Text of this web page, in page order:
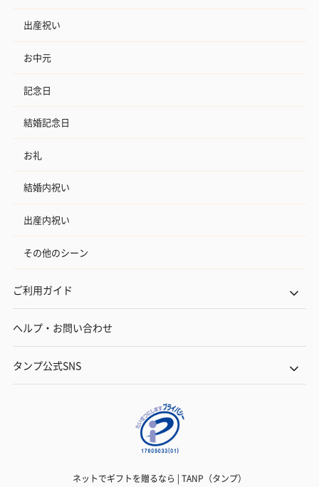
出産祝い
お中元
記念日
結婚記念日
お礼
結婚内祝い
出産内祝い
その他のシーン
ご利用ガイド
ヘルプ・お問い合わせ
タンプ公式SNS
ネットでギフトを贈るなら | TANP（タンプ）